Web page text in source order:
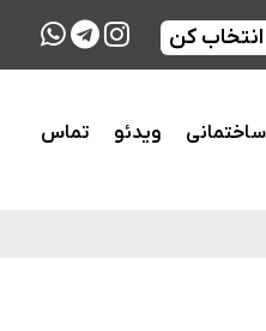
کن
ویدئو تماس